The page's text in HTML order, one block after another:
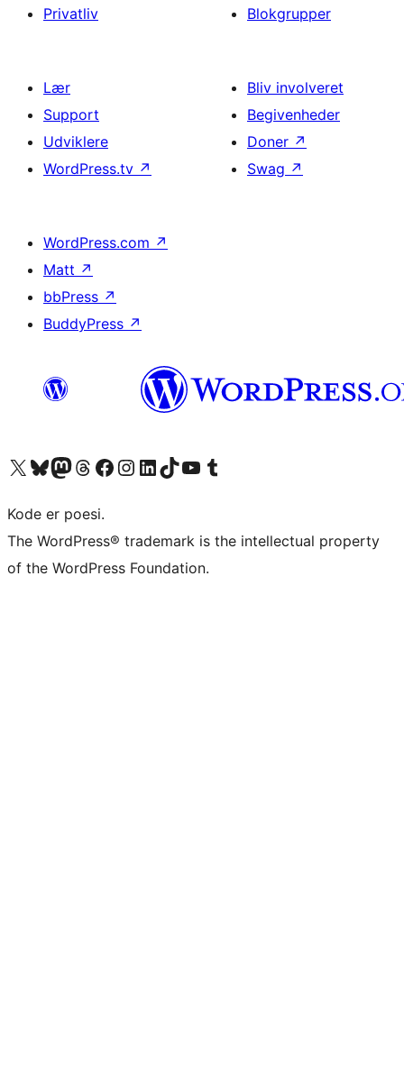
Privatliv
Blokgrupper
Lær
Support
Udviklere
WordPress.tv ↗
Bliv involveret
Begivenheder
Doner ↗
Swag ↗
WordPress.com ↗
Matt ↗
bbPress ↗
BuddyPress ↗
Besøg vores X (tidligere Twitter) konto
Besøg vores Bluesky-konto
Besøg vores Mastodon konto
Besøg vores Threads-konto
Besøg vores Facebook sideBesøg vores Instagram konto
Besøg vores LinkedIn konto
Besøg vores TikTok-konto
Besøg vores YouTube-kanalBesøg vores Tumblr-konto
Kode er poesi.
The WordPress® trademark is the intellectual property
of the WordPress Foundation.